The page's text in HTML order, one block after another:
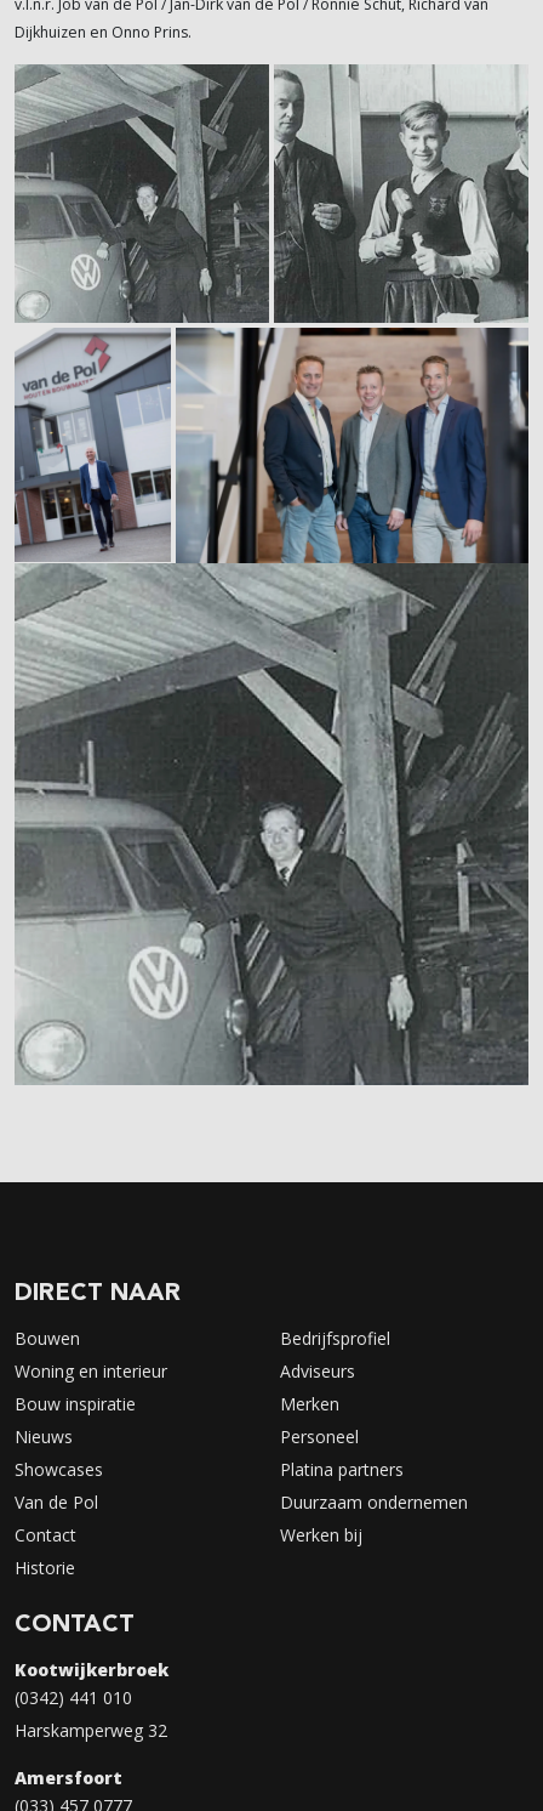
v.l.n.r. Job van de Pol / Jan-Dirk van de Pol / Ronnie Schut, Richard van
Dijkhuizen en Onno Prins.
DIRECT NAAR
Bouwen
Woning en interieur
Bouw inspiratie
Nieuws
Showcases
Van de Pol
Contact
Historie
Bedrijfsprofiel
Adviseurs
Merken
Personeel
Platina partners
Duurzaam ondernemen
Werken bij
CONTACT
Kootwijkerbroek
(0342) 441 010
Harskamperweg 32
Amersfoort
(033) 457 0777